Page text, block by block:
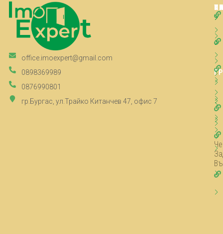
office.imoexpert@gmail.com
0898369989
0876990801
гр.Бургас, ул.Трайко Китанчев 47, офис 7